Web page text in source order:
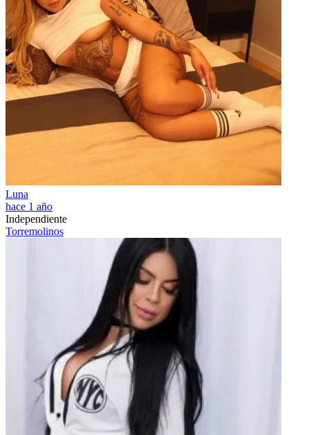
Luna
hace 1 año
Independiente
Torremolinos